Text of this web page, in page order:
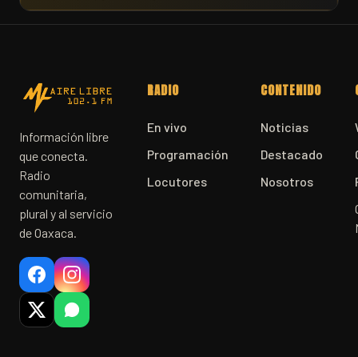
Información libre
que conecta.
Radio
comunitaria,
plural y al servicio
de Oaxaca.
RADIO
En vivo
Programación
Locutores
CONTENIDO
Noticias
Destacado
Nosotros